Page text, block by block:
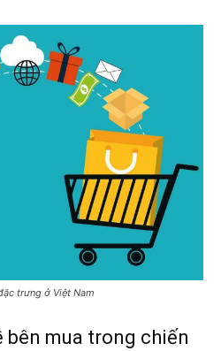
trưng ở Việt Nam
bên mua trong chiến